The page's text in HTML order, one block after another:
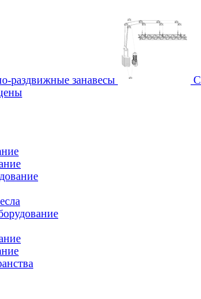
раздвижные занавесы